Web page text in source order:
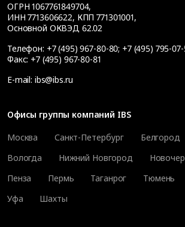
ОГРН 1067761849704,
ИНН 7713606622, КПП 771301001,
Основной ОКВЭД 62.02
Телефон: +7 (495) 967-80-80; +7 (495) 795-07-
Факс: +7 (495) 967-80-81
E-mail: ibs@ibs.ru
Офисы группы компаний IBS
Москва
Санкт-Петербург Белгород
Вологда
Нижний Новгород
Пенза
Пермь Таганрог Тюмень
Уфа
Шахты